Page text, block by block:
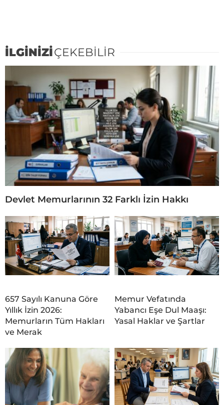
İLGİNİZİÇEKEBİLİR
Devlet Memurlarının 32 Farklı İzin Hakkı
657 Sayılı Kanuna Göre
Yıllık İzin 2026:
Memurların Tüm Hakları
ve Merak
Memur Vefatında
Yabancı Eşe Dul Maaşı:
Yasal Haklar ve Şartlar